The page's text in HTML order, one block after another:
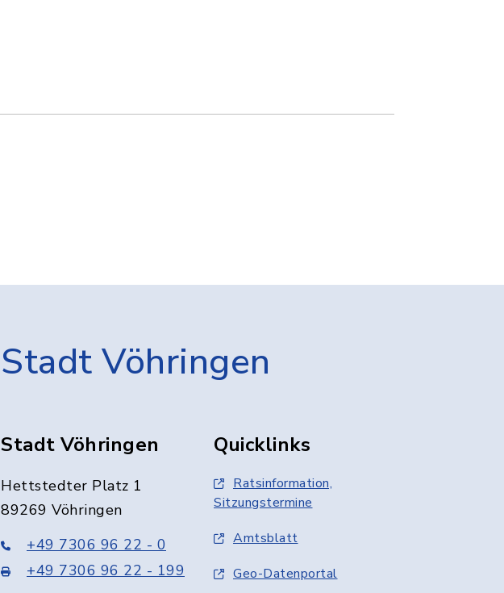
Stadt Vöhringen
Stadt Vöhringen
Hettstedter Platz 1
89269 Vöhringen
+49 7306 96 22 - 0
+49 7306 96 22 - 199
Quicklinks
Ratsinformation,
Sitzungstermine
Amtsblatt
Geo-Datenportal